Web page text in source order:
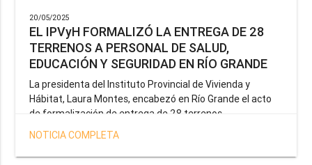
20/05/2025
EL IPVyH FORMALIZÓ LA ENTREGA DE 28
TERRENOS A PERSONAL DE SALUD,
EDUCACIÓN Y SEGURIDAD EN RÍO GRANDE
La presidenta del Instituto Provincial de Vivienda y
Hábitat, Laura Montes, encabezó en Río Grande el acto
de formalización de entrega de 28 terrenos
correspondientes a la operatoria especial anunciada por
el Gobernador Gustavo Melella, la cual tiene como
objetivo brindar una solución habitacional a docentes,
NOTICIA COMPLETA